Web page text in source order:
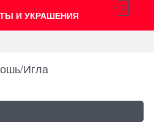
И УКРАШЕНИЯ
0
Игла